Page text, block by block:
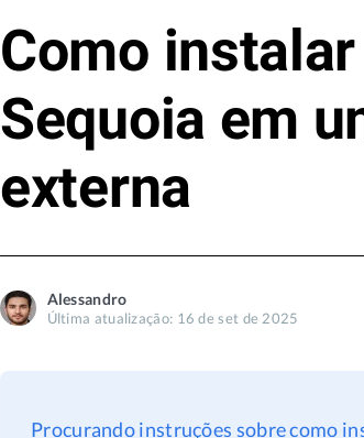
Como
Sequoia em
externa
Alessandro
Última atualização: 16 de set de 2025
Procurando instruções sobre como